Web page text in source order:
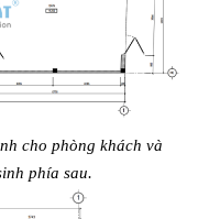
cho phòng khách và
phía sau.